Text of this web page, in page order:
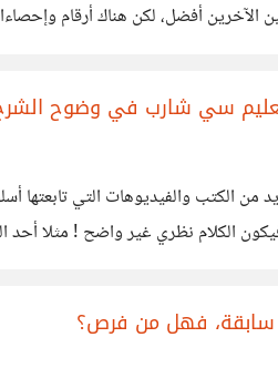
الآخرين أفضل، لكن هناك أرقام
سي شارب في وضوح
من الكتب والفيديوهات التي
سابقة، فهل من فرص؟